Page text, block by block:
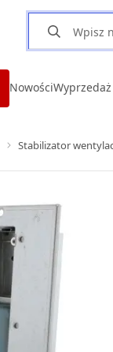
NowościWyprzedaż
Stabilizator